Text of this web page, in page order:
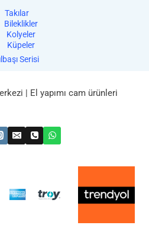
Takılar
Bileklikler
Kolyeler
Küpeler
Serisi
| El yapımı cam ürünleri